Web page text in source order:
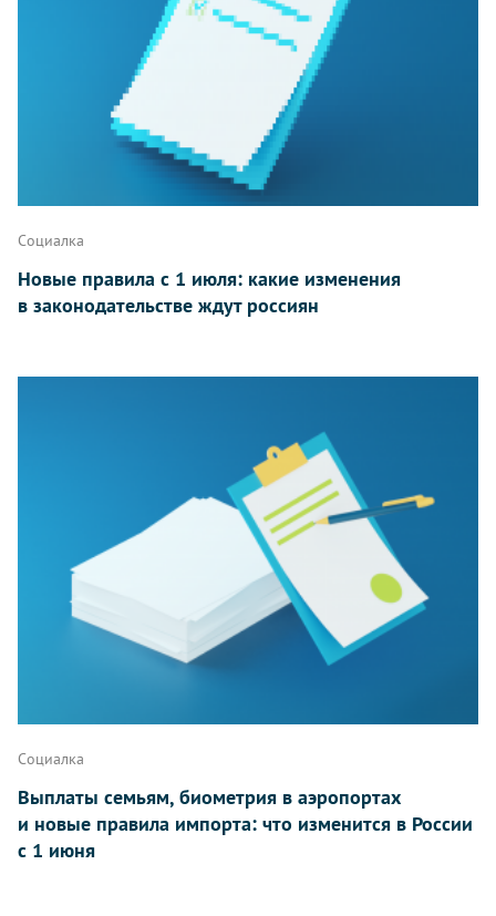
Социалка
Новые правила с 1 июля: какие изменения
в законодательстве ждут россиян
Социалка
Выплаты семьям, биометрия в аэропортах
и новые правила импорта: что изменится в России
с 1 июня